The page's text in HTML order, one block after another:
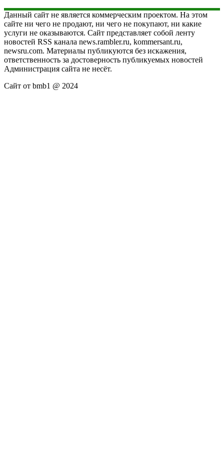
Данный сайт не является коммерческим проектом. На этом
сайте ни чего не продают, ни чего не покупают, ни какие
услуги не оказываются. Сайт представляет собой ленту
новостей RSS канала news.rambler.ru, kommersant.ru,
newsru.com. Материалы публикуются без искажения,
ответственность за достоверность публикуемых новостей
Администрация сайта не несёт.
Сайт от bmb1 @ 2024